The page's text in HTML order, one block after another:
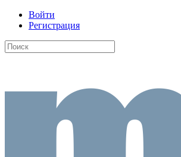
Войти
Регистрация